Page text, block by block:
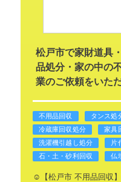
松戸市で家財道具
品処分・家の中の
業のご依頼をいた
不用品回収 タンス処
冷蔵庫回収処分
家具
洗濯機引越し処分
片
石・土・砂利回収
仏
☺️【松戸市 不用品回収